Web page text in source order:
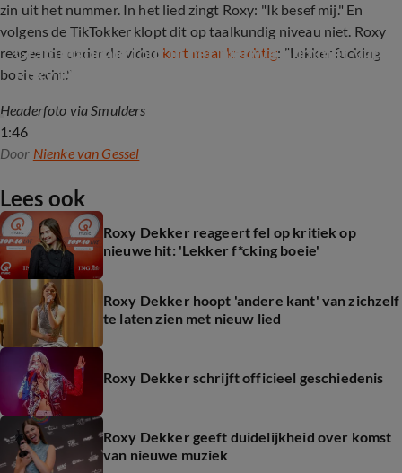
zin uit het nummer. In het lied zingt Roxy: "Ik besef mij." En
volgens de TikTokker klopt dit op taalkundig niveau niet. Roxy
reageerde onder de video kort maar krachtig: "Lekker fucking
boeie echt."
1:46
Grammaticale fout in het nieuwe nummer van
Roxy Dekker
Headerfoto via Smulders
Door Nienke van Gessel
Lees ook
Roxy Dekker reageert fel op kritiek op
nieuwe hit: 'Lekker f*cking boeie'
Roxy Dekker hoopt 'andere kant' van zichzelf
te laten zien met nieuw lied
Roxy Dekker schrijft officieel geschiedenis
Roxy Dekker geeft duidelijkheid over komst
van nieuwe muziek